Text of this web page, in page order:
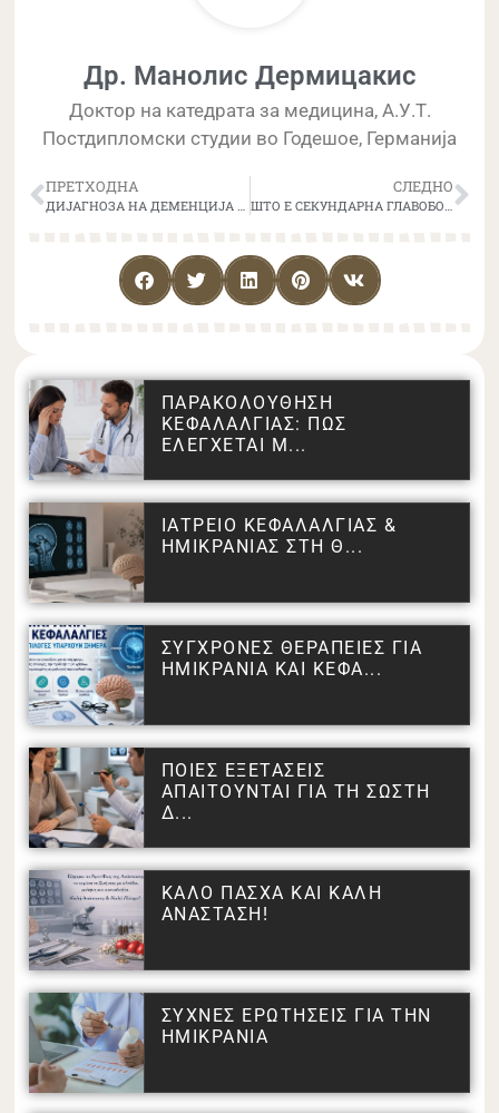
Др. Манолис Дермицакис
Доктор на катедрата за медицина, А.У.Т.
Постдипломски студии во Годешое, Германија
ПРЕТХОДНА
ДИЈАГНОЗА НА ДЕМЕНЦИЈА СО КОРИСТЕЊЕ НА ВЕШТАЧКА ИНТЕЛЕГЕНЦИЈА И БИОМАРКЕРИ НА КРВ.
СЛЕДНО
ШТО Е СЕКУНДАРНА ГЛАВОБОЛКА?
ΠΑΡΑΚΟΛΟΥΘΗΣΗ
ΚΕΦΑΛΑΛΓΙΑΣ: ΠΩΣ
ΕΛΕΓΧΕΤΑΙ Μ...
ΙΑΤΡΕΙΟ ΚΕΦΑΛΑΛΓΙΑΣ &
ΗΜΙΚΡΑΝΙΑΣ ΣΤΗ Θ...
ΣΥΓΧΡΟΝΕΣ ΘΕΡΑΠΕΙΕΣ ΓΙΑ
ΗΜΙΚΡΑΝΙΑ ΚΑΙ ΚΕΦΑ...
ΠΟΙΕΣ ΕΞΕΤΑΣΕΙΣ
ΑΠΑΙΤΟΥΝΤΑΙ ΓΙΑ ΤΗ ΣΩΣΤΗ
Δ...
ΚΑΛΟ ΠΑΣΧΑ ΚΑΙ ΚΑΛΗ
ΑΝΑΣΤΑΣΗ!
ΣΥΧΝΕΣ ΕΡΩΤΗΣΕΙΣ ΓΙΑ ΤΗΝ
ΗΜΙΚΡΑΝΙΑ